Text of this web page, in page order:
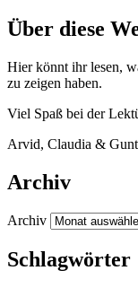
Über diese
Hier könnt ihr lesen,
zu zei­gen haben.
Viel Spaß bei der
Arvid, Clau­dia &
Archiv
Archiv
Schlagwörter